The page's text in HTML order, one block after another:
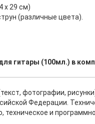
х 29 см)
(различные цвета).
гитары (100мл.) в
фотографии,
Федерации.
техническое и